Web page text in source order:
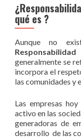
qué es ?
Aunque no
generalmente se
incorpora el
las comunidades y
Las empresas
activo en las
generadoras de
desarrollo de las